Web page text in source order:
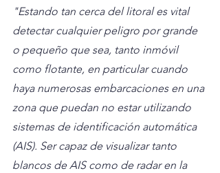
"Estando tan cerca del litoral es vital
detectar cualquier peligro por grande
o pequeño que sea, tanto inmóvil
como flotante, en particular cuando
haya numerosas embarcaciones en una
zona que puedan no estar utilizando
sistemas de identificación automática
(AIS). Ser capaz de visualizar tanto
blancos de AIS como de radar en la